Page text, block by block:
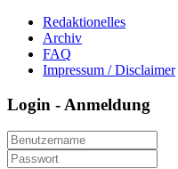
Redaktionelles
Archiv
FAQ
Impressum / Disclaimer
Login - Anmeldung